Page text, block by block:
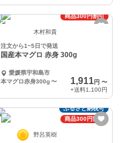
商品300円割引
木村和貴
注文から1~5日で発送
国産本マグロ 赤身 300g
愛媛県宇和島市
本マグロ赤身300g 〜 1,911円 〜
+送料1,100円
ふるさと納税可
商品300円割引
野呂英樹